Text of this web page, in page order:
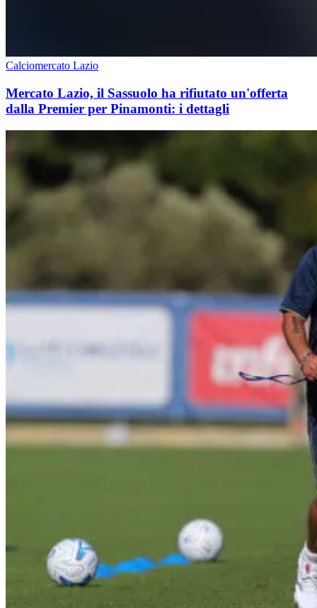
Calciomercato Lazio
Mercato Lazio, il Sassuolo ha rifiutato un'offerta
dalla Premier per Pinamonti: i dettagli